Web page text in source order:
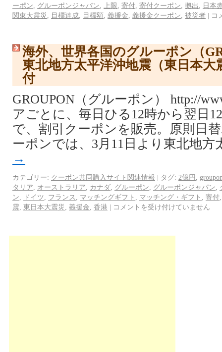
ーポン
グルーポンジャパン 上限 寄付 寄付クーポン 拠出
日本
関東大震災
目標達成 目標額 義援金 義援金クーポン 被災者 | コ
海外、世界各国のグルーポン（
東北地方太平洋沖地震（東日本大
付
GROUPON（グルーポン） http://
アごとに、毎日ひる12時から翌日
で、割引クーポンを販売。原則日
ーポンでは、3月11日より東北地
→
カテゴリー: クーポン共同購入サイト関連情報 | タグ: 2億円
タリア
オーストラリア カナダ グルーポン グルーポンジャパン
ン
ドイツ フランス マッチングギフト マッチング・ギフト 寄付
震 東日本大震災 義援金 香港 | コメントを受け付けていません